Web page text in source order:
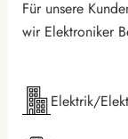
Elektrik/
Für unsere
wir Elektroniker